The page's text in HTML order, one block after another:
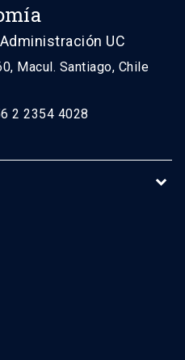
UC
Macul. Santiago, Chile
2 2354 4028